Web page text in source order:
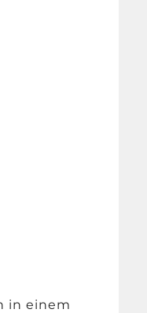
in einem